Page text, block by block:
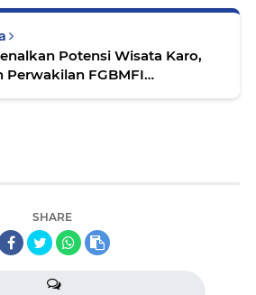
Potensi Wisata Karo,
Perwakilan FGBMFI
SHARE